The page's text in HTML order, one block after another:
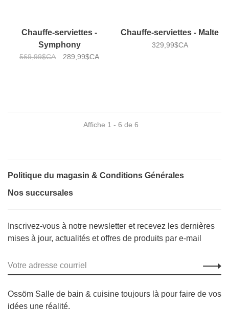
Chauffe-serviettes -
Symphony
569,99$CA 289,99$CA
Chauffe-serviettes - Malte
329,99$CA
Affiche 1 - 6 de 6
Politique du magasin & Conditions Générales
Nos succursales
Inscrivez-vous à notre newsletter et recevez les dernières
mises à jour, actualités et offres de produits par e-mail
Ossöm Salle de bain & cuisine toujours là pour faire de vos
idées une réalité.